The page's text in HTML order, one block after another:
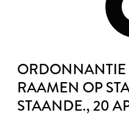
RAAMEN OP
STAANDE., 20